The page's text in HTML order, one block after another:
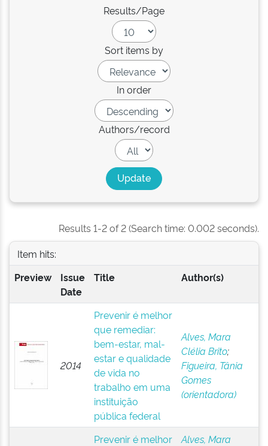
Results/Page
Sort items by
In order
Authors/record
Results 1-2 of 2 (Search time: 0.002 seconds).
Item hits:
Preview
Issue
Date
Title Author(s)
2014
Prevenir é melhor
que remediar:
bem-estar, mal-
estar e qualidade
de vida no
trabalho em uma
instituição
pública federal
Alves, Mara
Clélia Brito;
Figueira, Tânia
Gomes
(orientadora)
Prevenir é melhor
Alves, Mara